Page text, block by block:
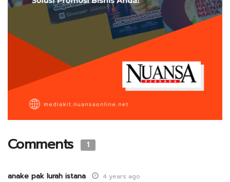
Comments 1
anake pak lurah istana 4 years ago